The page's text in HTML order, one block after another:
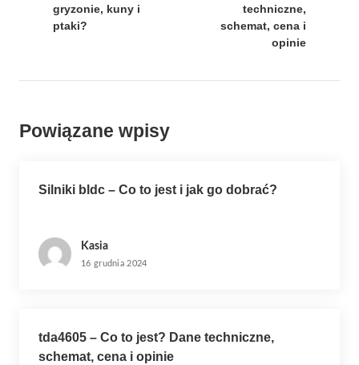
w
gryzonie, kuny i
ptaki?
techniczne,
schemat, cena i
opinie
Powiązane wpisy
Silniki bldc – Co to jest i jak go dobrać?
Kasia
16 grudnia 2024
tda4605 – Co to jest? Dane techniczne,
schemat, cena i opinie